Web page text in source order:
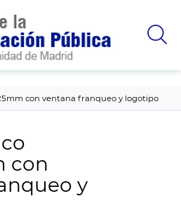
con ventana franqueo y logotipo
con
y